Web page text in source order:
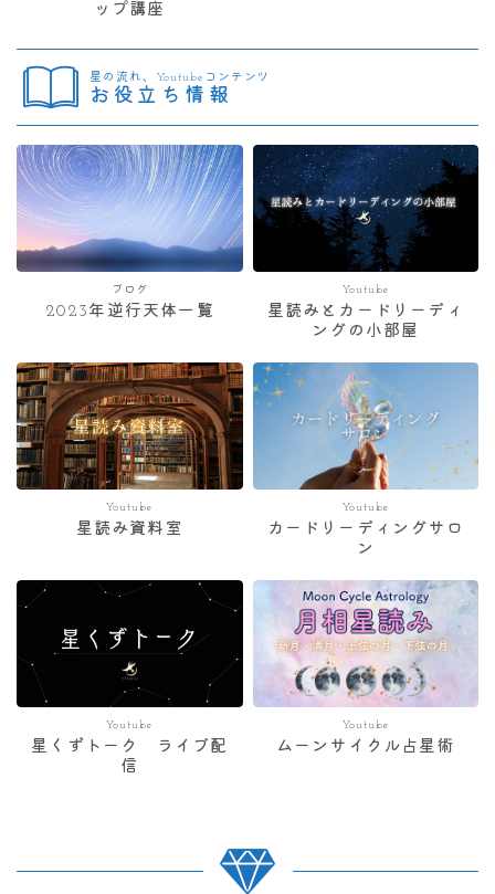
ップ講座
星の流れ、Youtubeコンテンツ
お役立ち情報
ブログ
2023年逆行天体一覧
Youtube
星読みとカードリーディ
ングの小部屋
Youtube
星読み資料室
Youtube
カードリーディングサロ
ン
Youtube
星くずトーク ライブ配
信
Youtube
ムーンサイクル占星術